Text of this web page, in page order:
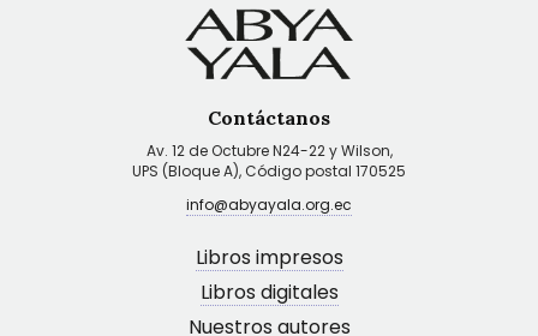
Contáctanos
Av. 12 de Octubre N24-22 y Wilson,
UPS (Bloque A), Código postal 170525
info@abyayala.org.ec
Libros impresos
Libros digitales
Nuestros autores